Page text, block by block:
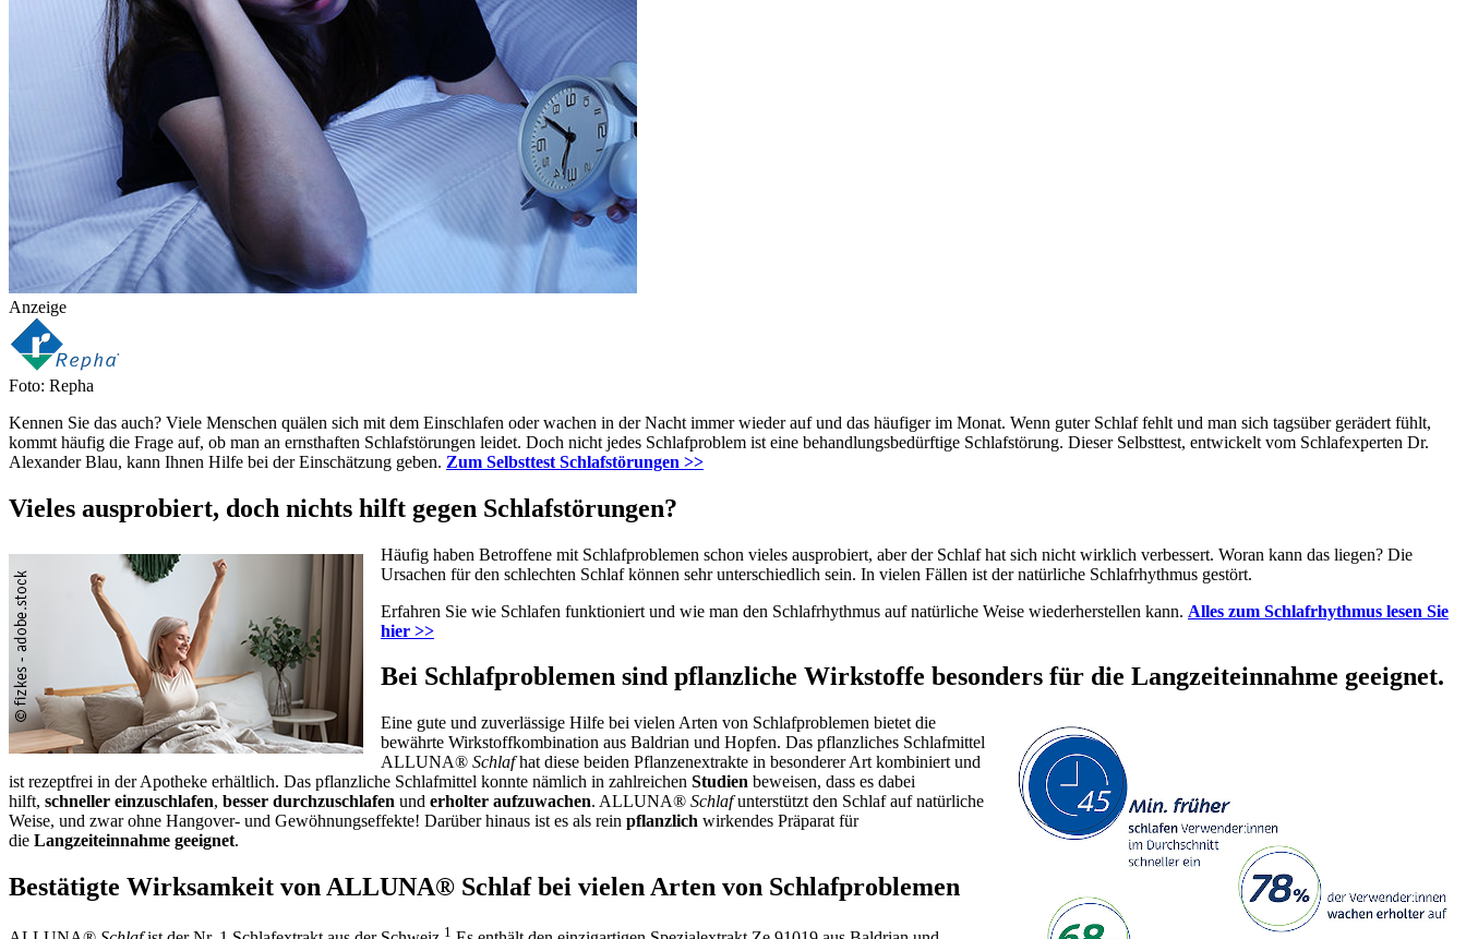
Anzeige
Foto: Repha
Kennen Sie das auch? Viele Menschen quälen sich mit dem Einschlafen oder wachen in der Nacht immer wieder auf und das häufiger im Monat. Wenn guter Schlaf fehlt und man sich tagsüber gerädert fühlt,
kommt häufig die Frage auf, ob man an ernsthaften Schlafstörungen leidet. Doch nicht jedes Schlafproblem ist eine behandlungsbedürftige Schlafstörung. Dieser Selbsttest, entwickelt vom Schlafexperten Dr.
Alexander Blau, kann Ihnen Hilfe bei der Einschätzung geben. Zum Selbsttest Schlafstörungen >>
Vieles ausprobiert, doch nichts hilft gegen Schlafstörungen?
Häufig haben Betroffene mit Schlafproblemen schon vieles ausprobiert, aber der Schlaf hat sich nicht wirklich verbessert. Woran kann das liegen? Die
Ursachen für den schlechten Schlaf können sehr unterschiedlich sein. In vielen Fällen ist der natürliche Schlafrhythmus gestört.
Erfahren Sie wie Schlafen funktioniert und wie man den Schlafrhythmus auf natürliche Weise wiederherstellen kann. Alles zum Schlafrhythmus lesen Sie
hier >>
Bei Schlafproblemen sind pflanzliche Wirkstoffe besonders für die Langzeiteinnahme geeignet.
Eine gute und zuverlässige Hilfe bei vielen Arten von Schlafproblemen bietet die
bewährte Wirkstoffkombination aus Baldrian und Hopfen. Das pflanzliches Schlafmittel
ALLUNA® Schlafhat diese beiden Pflanzenextrakte in besonderer Art kombiniert und
ist rezeptfrei in der Apotheke erhältlich. Das pflanzliche Schlafmittel konnte nämlich in zahlreichen Studien beweisen, dass es dabei
hilft, schneller einzuschlafen, besser durchzuschlafen und erholter aufzuwachen. ALLUNA® Schlafunterstützt den Schlaf auf natürliche
Weise, und zwar ohne Hangover- und Gewöhnungseffekte! Darüber hinaus ist es als rein pflanzlich wirkendes Präparat für
die Langzeiteinnahme geeignet.
Bestätigte Wirksamkeit von ALLUNA® Schlaf bei vielen Arten von Schlafproblemen
1